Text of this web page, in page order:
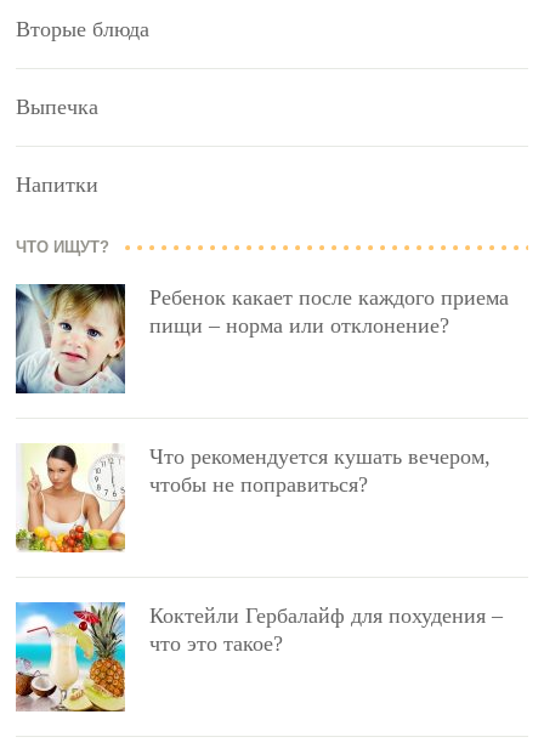
Вторые блюда
Выпечка
Напитки
ЧТО ИЩУТ?
Ребенок какает после каждого приема
пищи – норма или отклонение?
Что рекомендуется кушать вечером,
чтобы не поправиться?
Коктейли Гербалайф для похудения –
что это такое?